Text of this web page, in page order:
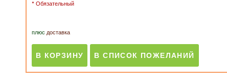
* Обязательный
плюс доставка